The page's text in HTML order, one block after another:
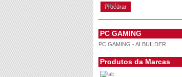
conta
PC GAMING
PC GAMING - AI BUILDER
Produtos da Marcas